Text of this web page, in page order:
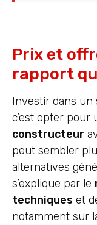
Prix et
rapport
Investir dans un
c’est opter pour
constructeur
peut sembler
alternatives
s’explique par le
techniques et
notamment sur